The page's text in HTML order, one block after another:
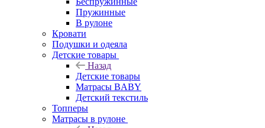
Пружинные
В рулоне
Кровати
Подушки и одеяла
Детские товары
Назад
Детские товары
Матрасы BABY
Детский текстиль
Топперы
Матрасы в рулоне